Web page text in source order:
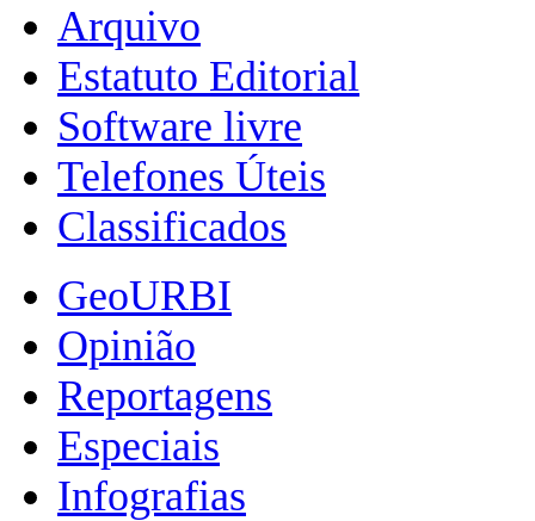
Arquivo
Estatuto Editorial
Software livre
Telefones Úteis
Classificados
GeoURBI
Opinião
Reportagens
Especiais
Infografias